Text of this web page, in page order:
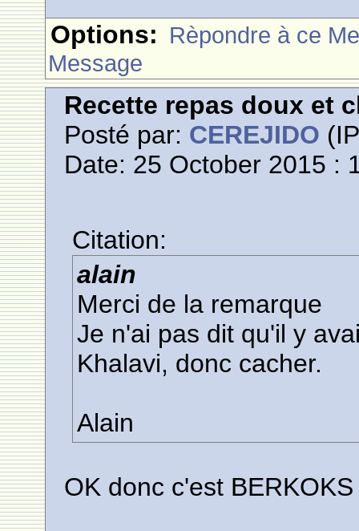
Options: Rèpondre à ce
Message
Recette repas doux et
Posté par: CEREJIDO
Date: 25 October 2015 :
Citation:
alain
Merci de la remarque
Je n'ai pas dit qu'il y
Khalavi, donc cacher.
Alain
OK donc c'est BERKOKS